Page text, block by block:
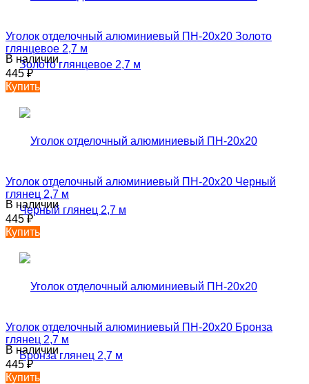
Уголок отделочный алюминиевый ПН-20х20 Золото
глянцевое 2,7 м
В наличии
445₽
Купить
Уголок отделочный алюминиевый ПН-20х20 Черный
глянец 2,7 м
В наличии
445₽
Купить
Уголок отделочный алюминиевый ПН-20х20 Бронза
глянец 2,7 м
В наличии
445₽
Купить